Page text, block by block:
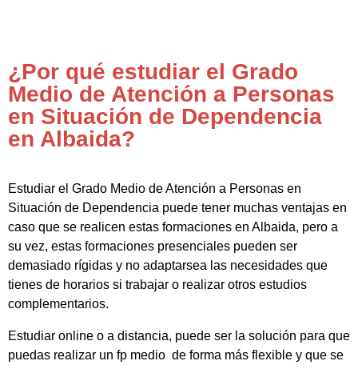
¿Por qué estudiar el Grado
Medio de Atención a Personas
en Situación de Dependencia
en Albaida?
Estudiar el Grado Medio de Atención a Personas en
Situación de Dependencia puede tener muchas ventajas en
caso que se realicen estas formaciones en Albaida, pero a
su vez, estas formaciones presenciales pueden ser
demasiado rígidas y no adaptarsea las necesidades que
tienes de horarios si trabajar o realizar otros estudios
complementarios.
Estudiar online o a distancia, puede ser la solución para que
puedas realizar un fp medio de forma más flexible y que se